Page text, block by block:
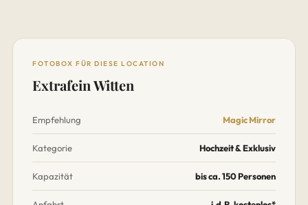
FOTOBOX FÜR DIESE LOCATION
Extrafein Witten
Empfehlung Magic Mirror
Kategorie Hochzeit & Exklusiv
Kapazität bis ca. 150 Personen